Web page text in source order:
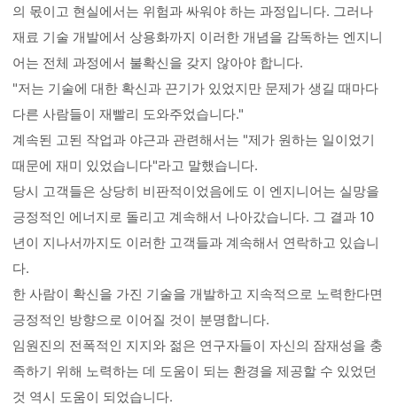
의 몫이고 현실에서는 위험과 싸워야 하는 과정입니다. 그러나
재료 기술 개발에서 상용화까지 이러한 개념을 감독하는 엔지니
어는 전체 과정에서 불확신을 갖지 않아야 합니다.
"저는 기술에 대한 확신과 끈기가 있었지만 문제가 생길 때마다
다른 사람들이 재빨리 도와주었습니다."
계속된 고된 작업과 야근과 관련해서는 "제가 원하는 일이었기
때문에 재미 있었습니다"라고 말했습니다.
당시 고객들은 상당히 비판적이었음에도 이 엔지니어는 실망을
긍정적인 에너지로 돌리고 계속해서 나아갔습니다. 그 결과 10
년이 지나서까지도 이러한 고객들과 계속해서 연락하고 있습니
다.
한 사람이 확신을 가진 기술을 개발하고 지속적으로 노력한다면
긍정적인 방향으로 이어질 것이 분명합니다.
임원진의 전폭적인 지지와 젊은 연구자들이 자신의 잠재성을 충
족하기 위해 노력하는 데 도움이 되는 환경을 제공할 수 있었던
것 역시 도움이 되었습니다.